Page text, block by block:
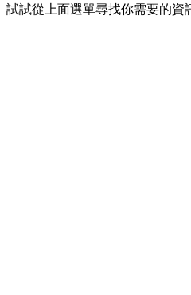
試試從上面選單尋找你需要的資